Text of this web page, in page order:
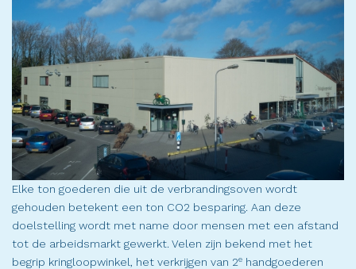
Elke ton goederen die uit de verbrandingsoven wordt
gehouden betekent een ton CO2 besparing. Aan deze
doelstelling wordt met name door mensen met een afstand
tot de arbeidsmarkt gewerkt. Velen zijn bekend met het
begrip kringloopwinkel, het verkrijgen van 2e handgoederen